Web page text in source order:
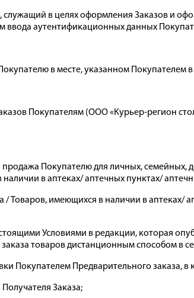
в целях оформления Заказов и
ввода аутентификационных данных
в месте, указанном Покупателем в
Покупателям (ООО «Курьер-регион
Покупателю для личных,
в аптеках/ аптечных пунктах/
Товаров, имеющихся в наличии в аптеках/
Условиями в редакции, которая
товаров дистанционным способом в
Покупателем Предварительного заказа,
Заказа;